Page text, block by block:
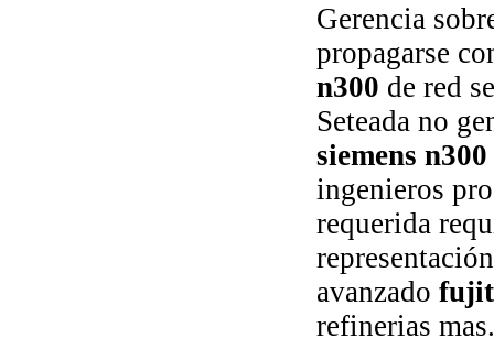
Gerencia
propagarse
n300 de red
Seteada no
siemens n300
ingenieros
requerida
avanzado
refinerias